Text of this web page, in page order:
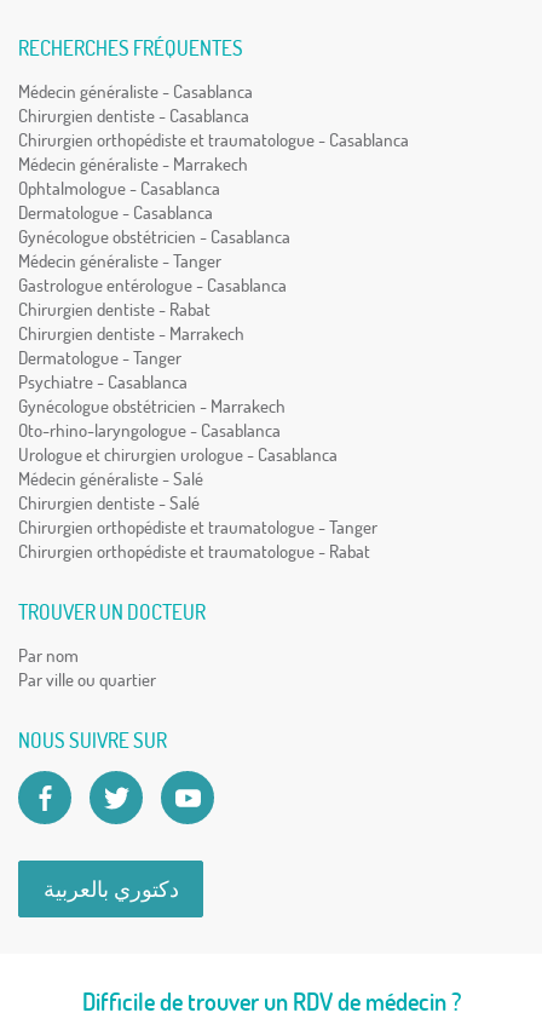
RECHERCHES FRÉQUENTES
Médecin généraliste - Casablanca
Chirurgien dentiste - Casablanca
Chirurgien orthopédiste et traumatologue - Casablanca
Médecin généraliste - Marrakech
Ophtalmologue - Casablanca
Dermatologue - Casablanca
Gynécologue obstétricien - Casablanca
Médecin généraliste - Tanger
Gastrologue entérologue - Casablanca
Chirurgien dentiste - Rabat
Chirurgien dentiste - Marrakech
Dermatologue - Tanger
Psychiatre - Casablanca
Gynécologue obstétricien - Marrakech
Oto-rhino-laryngologue - Casablanca
Urologue et chirurgien urologue - Casablanca
Médecin généraliste - Salé
Chirurgien dentiste - Salé
Chirurgien orthopédiste et traumatologue - Tanger
Chirurgien orthopédiste et traumatologue - Rabat
TROUVER UN DOCTEUR
Par nom
Par ville ou quartier
NOUS SUIVRE SUR
دكتوري بالعربية
Difficile de trouver un RDV de médecin ?